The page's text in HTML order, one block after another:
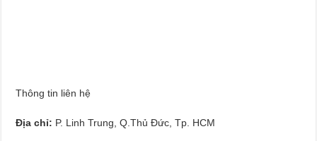
Thông tin liên hệ
Địa chỉ: P. Linh Trung, Q.Thủ Đức, Tp. HCM